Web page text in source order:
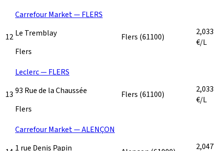
12
Carrefour Market — FLERS
Le Tremblay
Flers
Flers (61100)
2,033
€/L
13
Leclerc — FLERS
93 Rue de la Chaussée
Flers
Flers (61100)
2,033
€/L
Carrefour Market — ALENÇON
1 rue Denis Papin
2,047